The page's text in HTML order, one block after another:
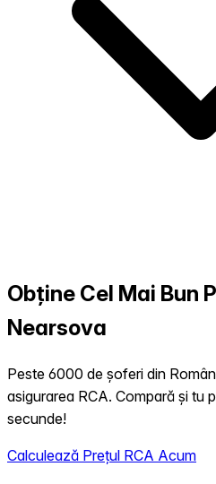
Obține Cel Mai Bun
Nearsova
Peste 6000 de șoferi din
asigurarea RCA. Compară și tu
secunde!
Calculează Prețul RCA Acum